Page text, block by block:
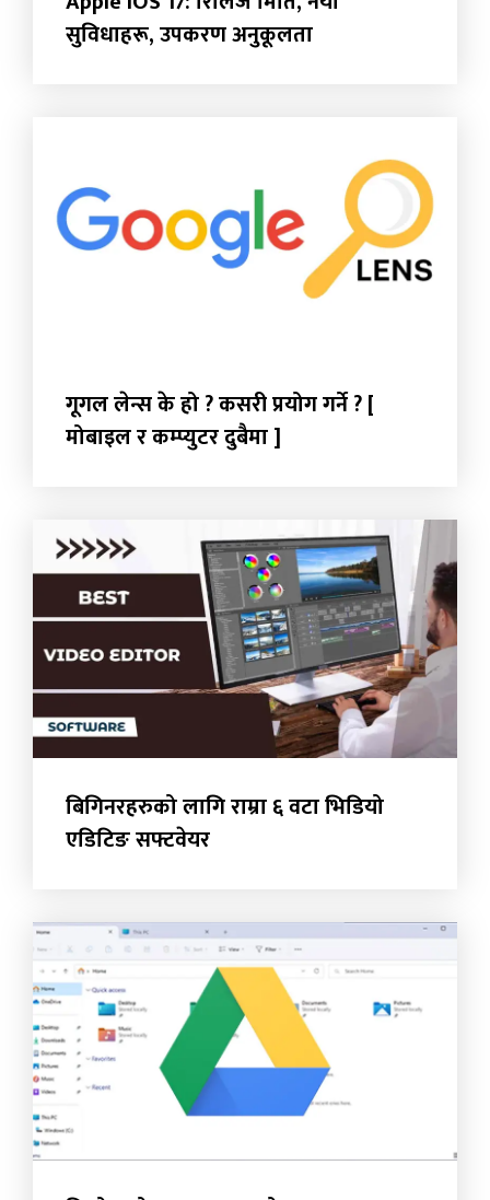
सुविधाहरू, उपकरण अनुकूलता
गूगल लेन्स के हो ? कसरी प्रयोग गर्ने ? [
मोबाइल र कम्प्युटर दुबैमा ]
बिगिनरहरुको लागि राम्रा ६ वटा भिडियो
एडिटिङ सफ्टवेयर